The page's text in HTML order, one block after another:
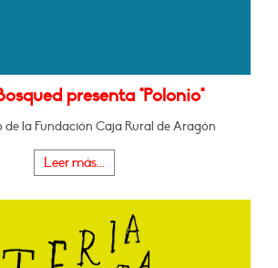
presenta "Polonio"
de la Fundación Caja Rural de Aragón
Leer más...